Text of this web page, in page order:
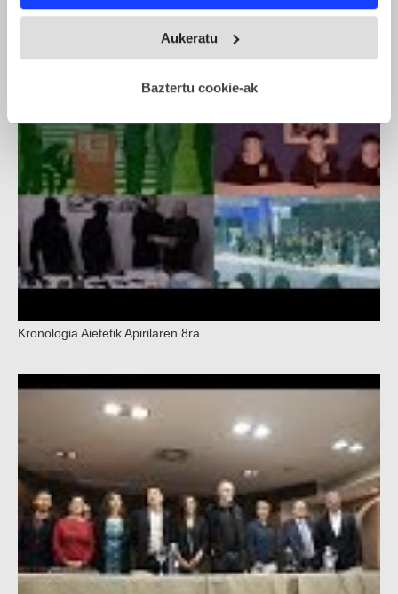
which can be accurate to within several meters
Identify your device by actively scanning it for
and set your preferences in thedetails section
Webgune honek cookie propioak eta hirugarrenen cookie-
fitxategiak erabiltzen ditu. Zure esperientzia eta
zerbitzuak hobetzeko asmoz, cookie teknologiaz
baliatzen gara. Ohar hau onartuz gero, teknologia hori
erabiltzeko baimen esplizitua ematen diguzu.Gehiago
irakurri
Aukeratu
Baztertu cookie-ak
ETAren armagabetzeari buruzko ekitaldi instituzionala
Kronologia Aietetik Apirilaren 8ra